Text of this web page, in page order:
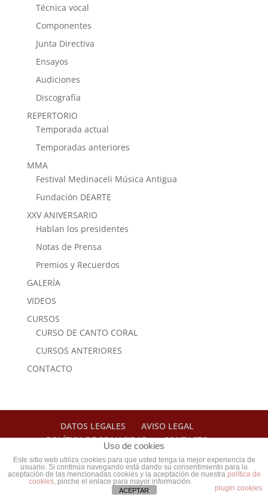
Técnica vocal
Componentes
Junta Directiva
Ensayos
Audiciones
Discografía
REPERTORIO
Temporada actual
Temporadas anteriores
MMA
Festival Medinaceli Música Antigua
Fundación DEARTE
XXV ANIVERSARIO
Hablan los presidentes
Notas de Prensa
Premios y Recuerdos
GALERÍA
VIDEOS
CURSOS
CURSO DE CANTO CORAL
CURSOS ANTERIORES
CONTACTO
DATOS LEGALES
AVISO LEGAL
POLÍTICA DE PRIVACIDAD
CONTACTO
Web diseñada porCristina Ferrís - Diseño web
Madrid
Uso de cookies
Este sitio web utiliza cookies para que usted tenga la mejor experiencia de
usuario. Si continúa navegando está dando su consentimiento para la
aceptación de las mencionadas cookies y la aceptación de nuestra política de
cookies, pinche el enlace para mayor información.
plugin cookies
ACEPTAR